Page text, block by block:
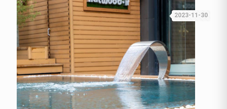
2023-11-30